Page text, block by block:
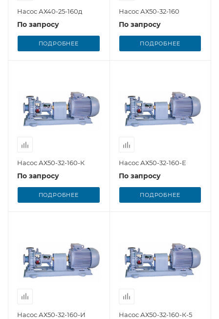
Насос АХ40-25-160д
По запросу
ПОДРОБНЕЕ
Насос АХ50-32-160
По запросу
ПОДРОБНЕЕ
Насос АХ50-32-160-К
По запросу
ПОДРОБНЕЕ
Насос АХ50-32-160-Е
По запросу
ПОДРОБНЕЕ
Насос АХ50-32-160-И Насос АХ50-32-160-К-5